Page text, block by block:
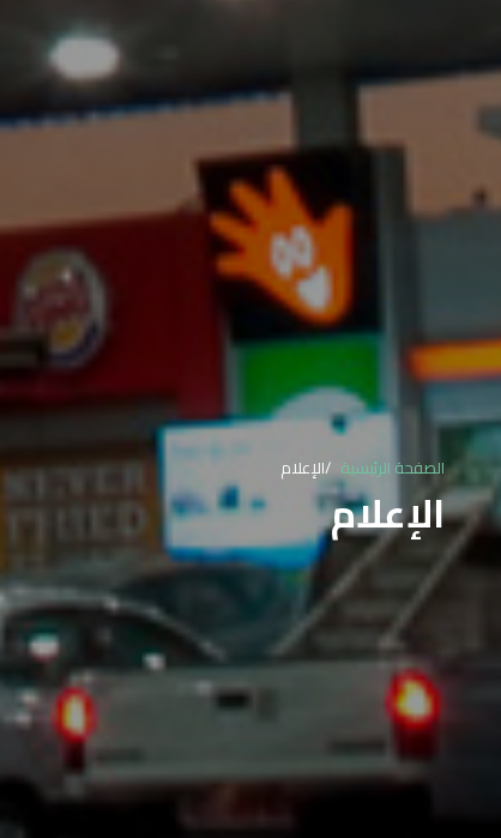
الصفحة الرئيسية الإعلام
الإعلام